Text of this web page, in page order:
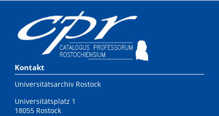
Kontakt
Universitätsarchiv Rostock
Universitätsplatz 1
18055 Rostock